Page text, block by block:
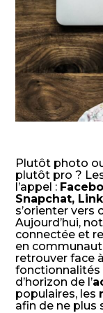
Plutôt photo
plutôt pro ?
l’appel :
Snapchat,
s’orienter vers
Aujourd’hui,
connectée et
en
retrouver face
fonctionnalités
d’horizon de l’
populaires, les
afin de ne plus